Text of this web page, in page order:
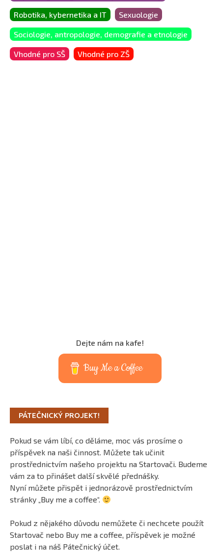
Robotika, kybernetika a IT Sexuologie
Sociologie, antropologie, demografie a etnologie
Vhodné pro SŠ Vhodné pro ZŠ
Dejte nám na kafe!
Buy Me a Coffee
PÁTEČNICKÝ PROJEKT!
Pokud se vám líbí, co děláme, moc vás prosíme o
příspěvek na naši činnost. Můžete tak učinit
prostřednictvím našeho projektu na Startovači. Budeme
vám za to přinášet další skvělé přednášky.
Nyní můžete přispět i jednorázově prostřednictvím
stránky „Buy me a coffee“.
Pokud z nějakého důvodu nemůžete či nechcete použít
Startovač nebo Buy me a coffee, příspěvek je možné
poslat i na náš Pátečnický účet.